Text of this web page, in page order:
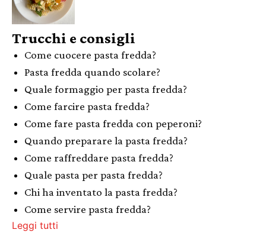
Trucchi e consigli
Come cuocere pasta fredda?
Pasta fredda quando scolare?
Quale formaggio per pasta fredda?
Come farcire pasta fredda?
Come fare pasta fredda con peperoni?
Quando preparare la pasta fredda?
Come raffreddare pasta fredda?
Quale pasta per pasta fredda?
Chi ha inventato la pasta fredda?
Come servire pasta fredda?
Leggi tutti